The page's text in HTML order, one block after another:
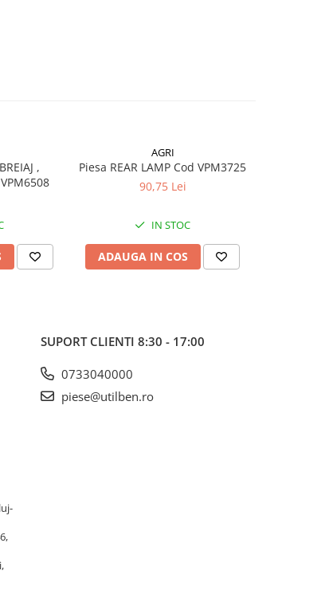
,
AGRI
Piesa REAR LAMP Cod VPM3725
90,75 Lei
IN STOC
ADAUGA IN COS
SUPORT CLIENTI 8:30 - 17:00
0733040000
piese@utilben.ro